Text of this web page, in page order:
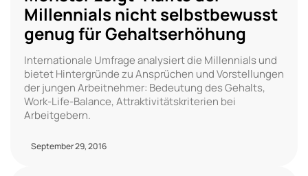
Millennials nicht selbstbewusst
genug für Gehaltserhöhung
Internationale Umfrage analysiert die Millennials und
bietet Hintergründe zu Ansprüchen und Vorstellungen
der jungen Arbeitnehmer: Bedeutung des Gehalts,
Work-Life-Balance, Attraktivitätskriterien bei
Arbeitgebern.
September 29, 2016